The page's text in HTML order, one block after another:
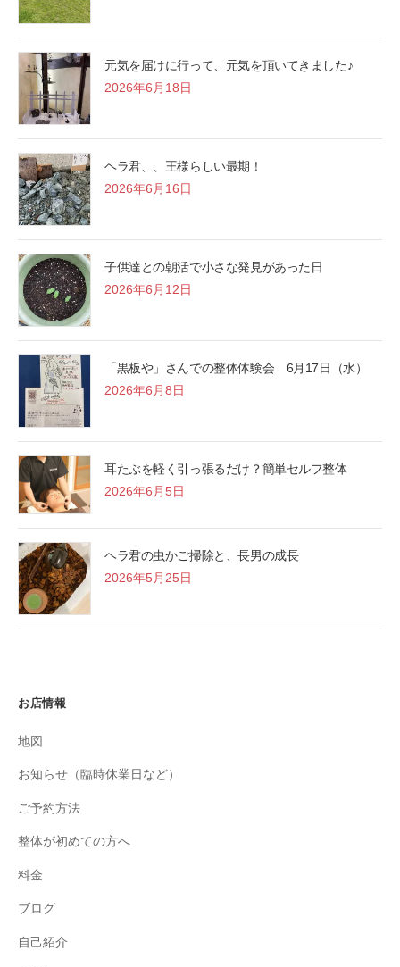
元気を届けに行って、元気を頂いてきました♪
2026年6月18日
ヘラ君、、王様らしい最期！
2026年6月16日
子供達との朝活で小さな発見があった日
2026年6月12日
「黒板や」さんでの整体体験会 6月17日（水）
2026年6月8日
耳たぶを軽く引っ張るだけ？簡単セルフ整体
2026年6月5日
ヘラ君の虫かご掃除と、長男の成長
2026年5月25日
お店情報
地図
お知らせ（臨時休業日など）
ご予約方法
整体が初めての方へ
料金
ブログ
自己紹介